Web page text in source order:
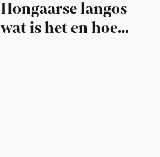
Hongaarse langos –
wat is het en hoe